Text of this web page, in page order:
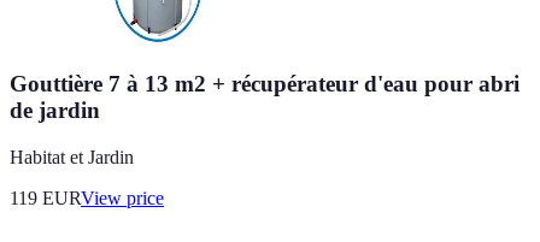
Gouttière 7 à 13 m2 + récupérateur d'eau pour abri
de jardin
Habitat et Jardin
119 EURView price